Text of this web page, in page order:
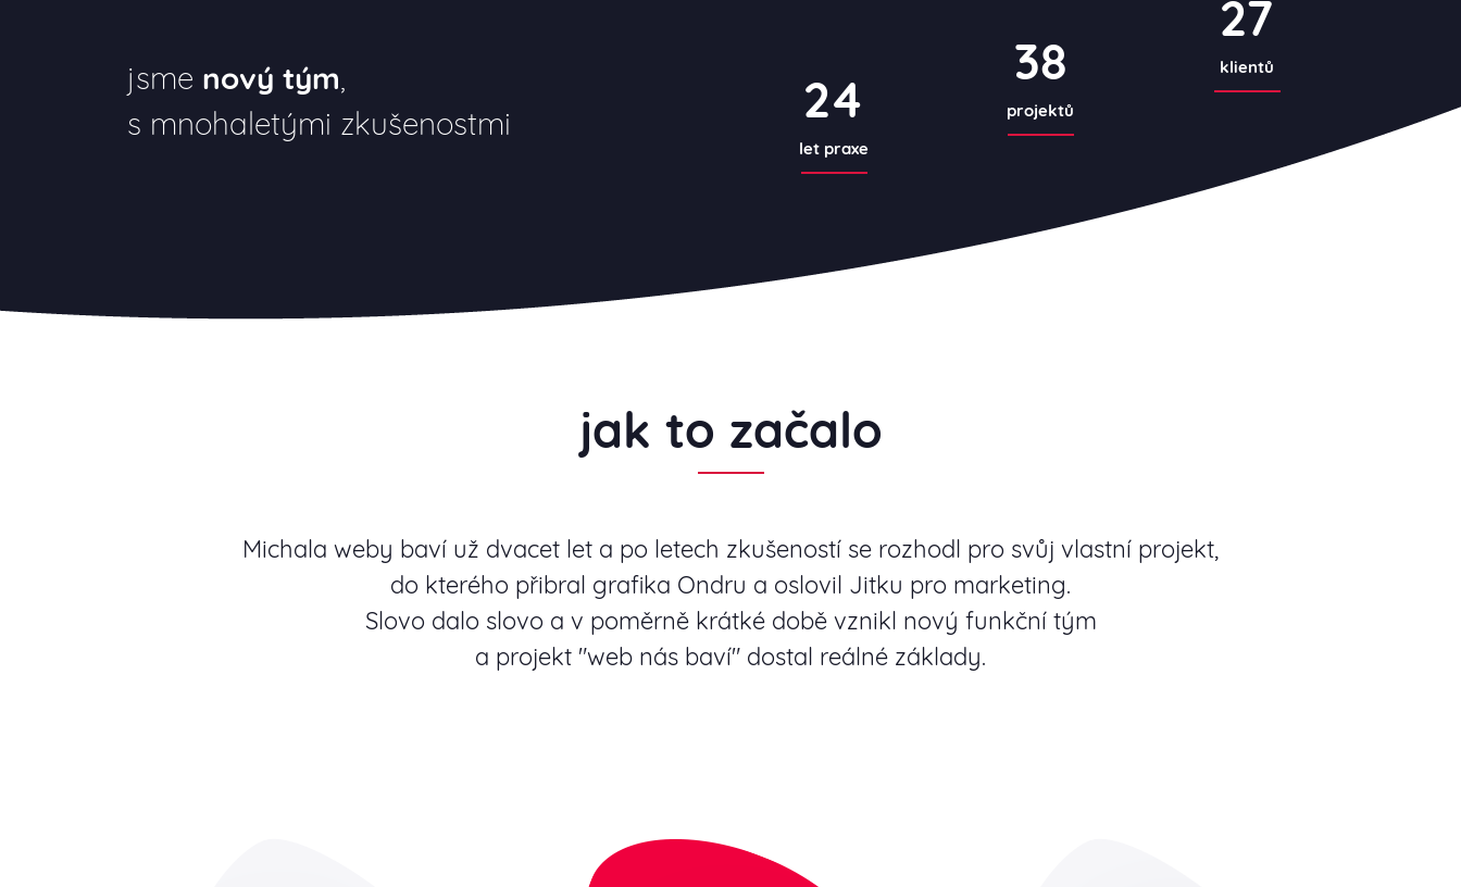
jsme nový tým,
s mnohaletými zkušenostmi
24
let praxe
38
projektů
27
klientů
jak to začalo
Michala weby baví už dvacet let a po letech zkušeností se rozhodl pro svůj vlastní projekt,
do kterého přibral grafika Ondru a oslovil Jitku pro marketing.
Slovo dalo slovo a v poměrně krátké době vznikl nový funkční tým
a projekt "web nás baví" dostal reálné základy.